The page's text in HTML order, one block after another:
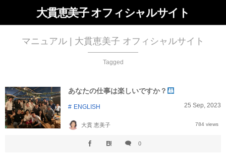
大貫恵美子 オフィシャルサイト
マニュアル | 大貫恵美子 オフィシャルサイト
Tagged
あなたの仕事は楽しいですか？
ENGLISH 25 Sep 2023
大貫 恵美子 784 views
0